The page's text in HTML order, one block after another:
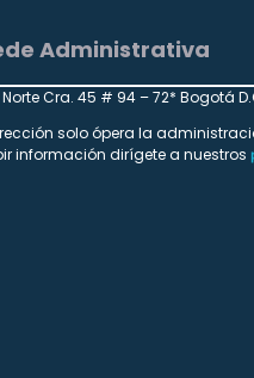
Administrativa
Cra. 45 # 94 – 72* Bogotá
solo ópera la
información dirígete a nuestros